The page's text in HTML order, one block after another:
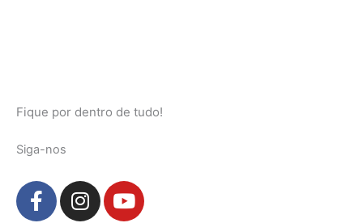
Fique por dentro de tudo!
Siga-nos
F
a
I
n
Y
o